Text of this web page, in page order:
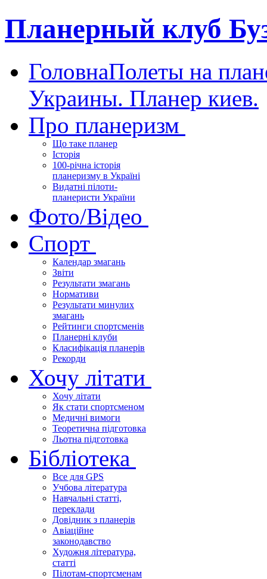
Планерный клуб
ГоловнаПолеты на
Украины. Планер киев.
Про планеризм
Що таке планер
Історія
100-річна історія
планеризму в Україні
Видатні пілоти-
планеристи України
Фото/Відео
Спорт
Календар змагань
Звіти
Результати змагань
Нормативи
Результати минулих
змагань
Рейтинги спортсменів
Планерні клуби
Класифікація планерів
Рекорди
Хочу літати
Хочу літати
Як стати спортсменом
Медичні вимоги
Теоретична підготовка
Льотна підготовка
Бібліотека
Все для GPS
Учбова література
Навчальні статті,
переклади
Довідник з планерів
Авіаційне
законодавство
Художня література,
статті
Пілотам-спортсменам